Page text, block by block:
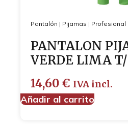
Pantalón | Pijamas | Profesional
PANTALON
VERDE LIMA
14,60 € IVA incl.
Añadir al carrito